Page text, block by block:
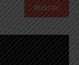
Buscar